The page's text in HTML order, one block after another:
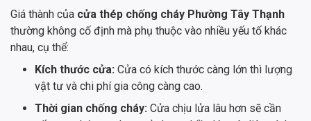
Giá thành của cửa thép chống cháy Phường Tây Thạnh
thường không cố định mà phụ thuộc vào nhiều yếu tố khác
nhau, cụ thể:
Kích thước cửa: Cửa có kích thước càng lớn thì lượng
vật tư và chi phí gia công càng cao.
Thời gian chống cháy: Cửa chịu lửa lâu hơn sẽ cần